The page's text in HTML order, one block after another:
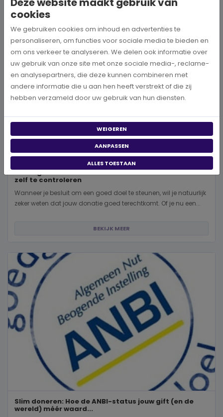
Is een goed doel betrouwbaar? 5 manieren om dit
zelf te controleren
Wanneer je besluit om een goed doel te steunen, wil je natuurlijk
zeker weten dat jouw donatie goed terechtkomt. Of je nu een...
BEKIJK MEER
Slim doneren: Hoe de ANBI-status jouw gift (en de
wereld) méér waard...
cookies
We gebruiken cookies om inhoud en advertenties te
personaliseren, om functies voor sociale media te bieden en
om ons verkeer te analyseren. We delen ook informatie over
uw gebruik van onze site met onze sociale media-, reclame-
en analysepartners, die deze kunnen combineren met
andere informatie die u aan hen heeft verstrekt of die zij
hebben verzameld door uw gebruik van hun diensten.
WEIGEREN
AANPASSEN
ALLES TOESTAAN